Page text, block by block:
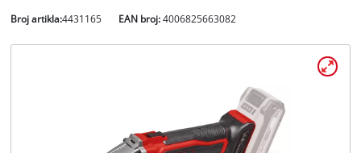
Broj artikla:4431165 EAN broj:4006825663082